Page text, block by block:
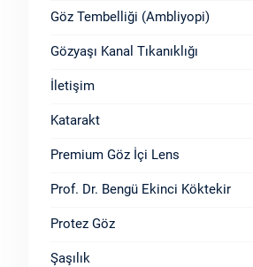
Göz Tembelliği (Ambliyopi)
Gözyaşı Kanal Tıkanıklığı
İletişim
Katarakt
Premium Göz İçi Lens
Prof. Dr. Bengü Ekinci Köktekir
Protez Göz
Şaşılık